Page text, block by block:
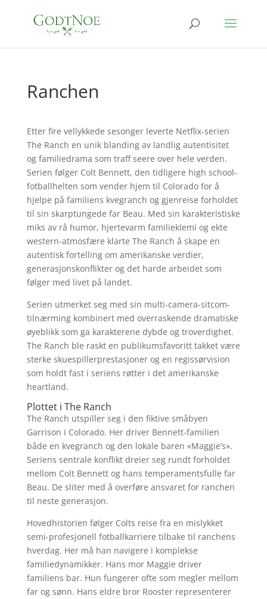
Ranchen
Etter fire vellykkede sesonger leverte Netflix-serien
The Ranch en unik blanding av landlig autentisitet
og familiedrama som traff seere over hele verden.
Serien følger Colt Bennett, den tidligere high school-
fotballhelten som vender hjem til Colorado for å
hjelpe på familiens kvegranch og gjenreise forholdet
til sin skarptungede far Beau. Med sin karakteristiske
miks av rå humor, hjertevarm familieklemi og ekte
western-atmosfære klarte The Ranch å skape en
autentisk fortelling om amerikanske verdier,
generasjonskonflikter og det harde arbeidet som
følger med livet på landet.
Serien utmerket seg med sin multi-camera-sitcom-
tilnærming kombinert med overraskende dramatiske
øyeblikk som ga karakterene dybde og troverdighet.
The Ranch ble raskt en publikumsfavoritt takket være
sterke skuespillerprestasjoner og en regissørvision
som holdt fast i seriens røtter i det amerikanske
heartland.
Plottet i The Ranch
The Ranch utspiller seg i den fiktive småbyen
Garrison i Colorado. Her driver Bennett-familien
både en kvegranch og den lokale baren «Maggie’s».
Seriens sentrale konflikt dreier seg rundt forholdet
mellom Colt Bennett og hans temperamentsfulle far
Beau. De sliter med å overføre ansvaret for ranchen
til neste generasjon.
Hovedhistorien følger Colts reise fra en mislykket
semi-profesjonell fotballkarriere tilbake til ranchens
hverdag. Her må han navigere i komplekse
familiedynamikker. Hans mor Maggie driver
familiens bar. Hun fungerer ofte som megler mellom
far og sønn. Hans eldre bror Rooster representerer